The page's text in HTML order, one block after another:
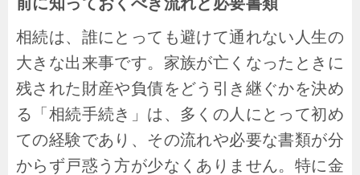
相続は、誰にとっても避けて通れない人生の
大きな出来事です。家族が亡くなったときに
残された財産や負債をどう引き継ぐかを決め
る「相続手続き」は、多くの人にとって初め
ての経験であり、その流れや必要な書類が分
からず戸惑う方が少なくありません。特に金